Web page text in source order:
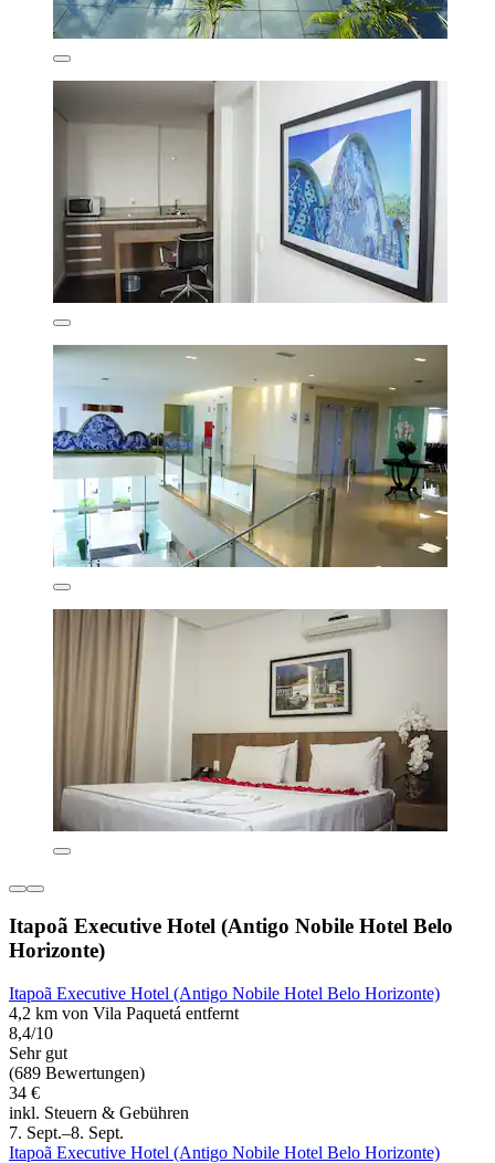
Itapoã Executive Hotel (Antigo Nobile Hotel Belo
Horizonte)
Itapoã Executive Hotel (Antigo Nobile Hotel Belo Horizonte)
4,2 km von Vila Paquetá entfernt
8,4/10
Sehr gut
(689 Bewertungen)
34 €
inkl. Steuern & Gebühren
7. Sept.–8. Sept.
Itapoã Executive Hotel (Antigo Nobile Hotel Belo Horizonte)